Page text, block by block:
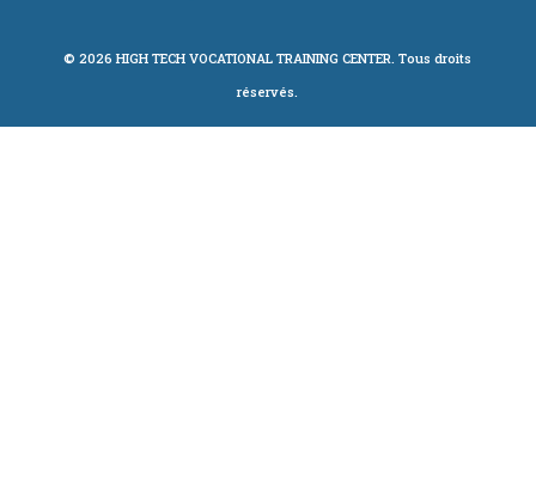
© 2026 HIGH TECH VOCATIONAL TRAINING CENTER. Tous droits
réservés.